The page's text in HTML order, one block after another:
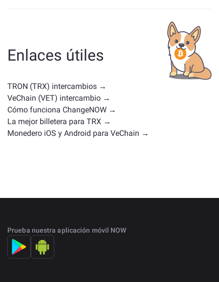
ya sea una stablecoin, un token de utilidad, una
moneda de gobernanza u otro tipo. Las alternativas
comunes incluyen otras criptomonedas con casos de
uso o posiciones en el mercado similares. Consulta
todos los activos disponibles para intercambiar en la
página principal de intercambio
Enlaces útiles
TRON (TRX) intercambios →
VeChain (VET) intercambio →
Cómo funciona ChangeNOW →
La mejor billetera para TRX →
Monedero iOS y Android para VeChain →
Prueba nuestra aplicación móvil NOW